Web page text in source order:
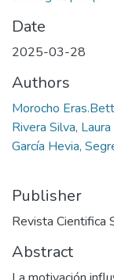
Date
2025-03-28
Authors
Morocho
Rivera Silva, Laura
García Hevia,
Publisher
Revista Cientifica
Abstract